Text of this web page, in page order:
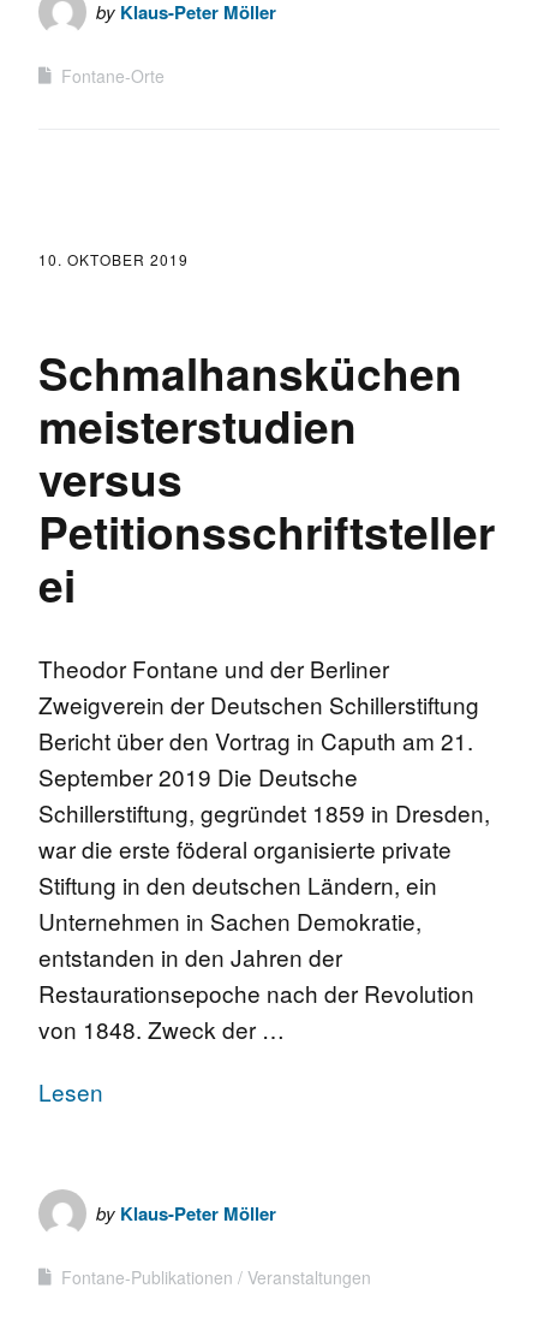
by Klaus-Peter Möller
Fontane-Orte
10. OKTOBER 2019
Schmalhansküchen
meisterstudien
versus
Petitionsschriftsteller
ei
Theodor Fontane und der Berliner
Zweigverein der Deutschen Schillerstiftung
Bericht über den Vortrag in Caputh am 21.
September 2019 Die Deutsche
Schillerstiftung, gegründet 1859 in Dresden,
war die erste föderal organisierte private
Stiftung in den deutschen Ländern, ein
Unternehmen in Sachen Demokratie,
entstanden in den Jahren der
Restaurationsepoche nach der Revolution
von 1848. Zweck der …
Lesen
by Klaus-Peter Möller
Fontane-Publikationen Veranstaltungen